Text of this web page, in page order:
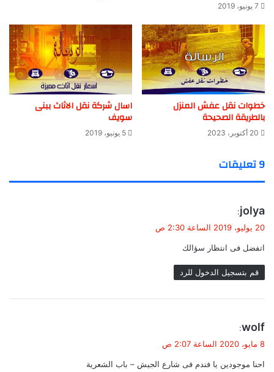
7 يونيو، 2019
خطوات نقل عفش المنزل
بالطريقة الصحيحة
20 أكتوبر، 2023
اسال شركة نقل الاثاث ببنى
سويف
5 يونيو، 2019
‫9 تعليقات
ي
ل
jolya
:
20 يوليو، 2019 الساعة 2:30 ص
اتفضل فى انتظار سؤالك
قم بتسجيل الدخول للرد
ي
ل
wolf
:
8 مايو، 2020 الساعة 2:07 ص
احنا موجودين يا فندم فى شارع الجيش – باب الشعرية